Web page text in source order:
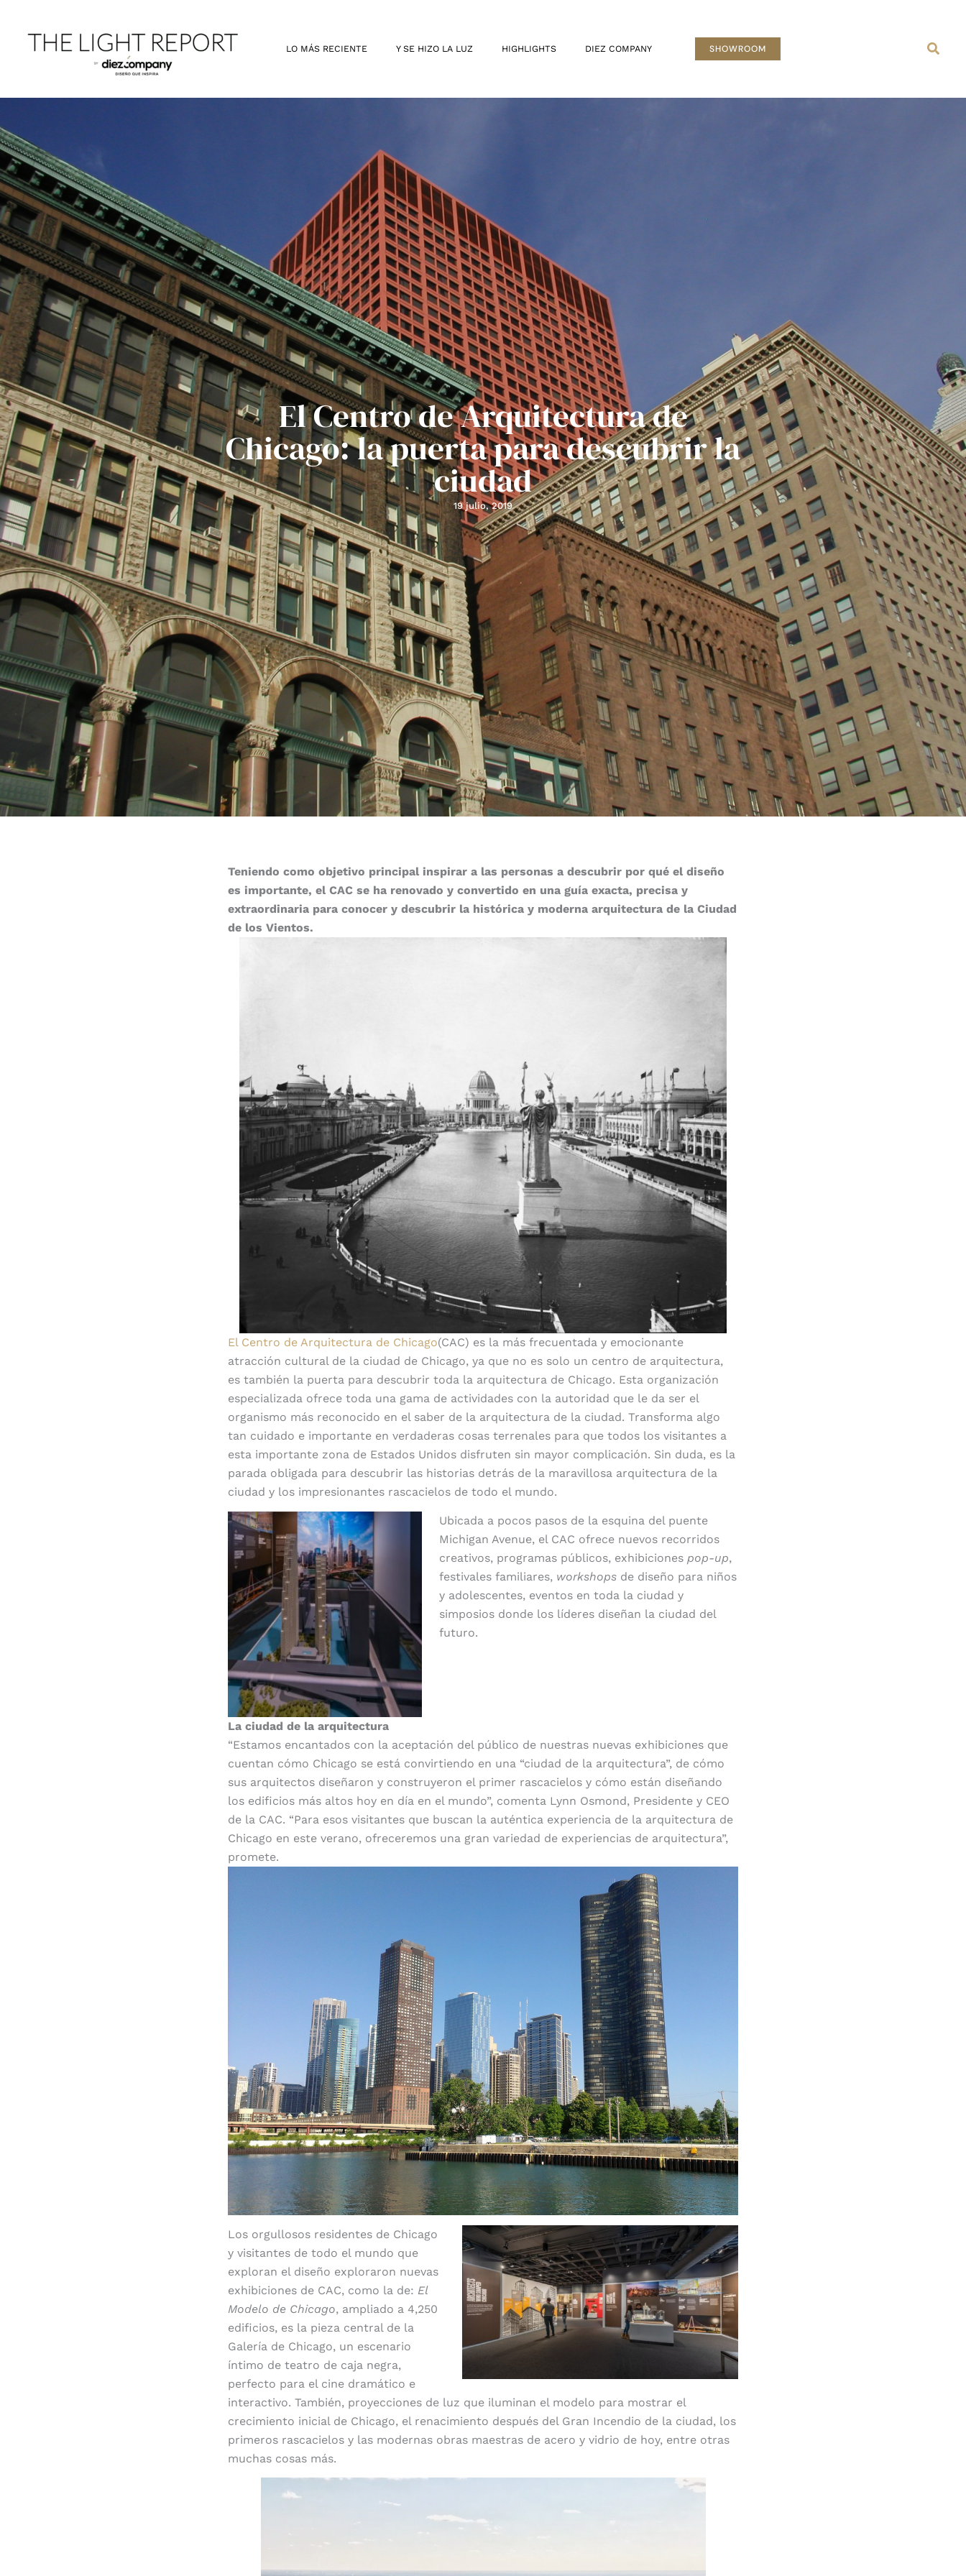
contenido
LO MÁS RECIENTE Y SE HIZO LA LUZ HIGHLIGHTS DIEZ COMPANY SHOWROOM
El Centro de Arquitectura de
Chicago: la puerta para descubrir la
ciudad
19 julio, 2019
Teniendo como objetivo principal inspirar a las personas a descubrir por qué el diseño
es importante, el CAC se ha renovado y convertido en una guía exacta, precisa y
extraordinaria para conocer y descubrir la histórica y moderna arquitectura de la Ciudad
de los Vientos.
El Centro de Arquitectura de Chicago(CAC) es la más frecuentada y emocionante
atracción cultural de la ciudad de Chicago, ya que no es solo un centro de arquitectura,
es también la puerta para descubrir toda la arquitectura de Chicago. Esta organización
especializada ofrece toda una gama de actividades con la autoridad que le da ser el
organismo más reconocido en el saber de la arquitectura de la ciudad. Transforma algo
tan cuidado e importante en verdaderas cosas terrenales para que todos los visitantes a
esta importante zona de Estados Unidos disfruten sin mayor complicación. Sin duda, es la
parada obligada para descubrir las historias detrás de la maravillosa arquitectura de la
ciudad y los impresionantes rascacielos de todo el mundo.
Ubicada a pocos pasos de la esquina del puente
Michigan Avenue, el CAC ofrece nuevos recorridos
creativos, programas públicos, exhibiciones pop-up,
festivales familiares, workshops de diseño para niños
y adolescentes, eventos en toda la ciudad y
simposios donde los líderes diseñan la ciudad del
futuro.
La ciudad de la arquitectura
“Estamos encantados con la aceptación del público de nuestras nuevas exhibiciones que
cuentan cómo Chicago se está convirtiendo en una “ciudad de la arquitectura”, de cómo
sus arquitectos diseñaron y construyeron el primer rascacielos y cómo están diseñando
los edificios más altos hoy en día en el mundo”, comenta Lynn Osmond, Presidente y CEO
de la CAC. “Para esos visitantes que buscan la auténtica experiencia de la arquitectura de
Chicago en este verano, ofreceremos una gran variedad de experiencias de arquitectura”,
promete.
Los orgullosos residentes de Chicago
y visitantes de todo el mundo que
exploran el diseño exploraron nuevas
exhibiciones de CAC, como la de: El
Modelo de Chicago, ampliado a 4,250
edificios, es la pieza central de la
Galería de Chicago, un escenario
íntimo de teatro de caja negra,
perfecto para el cine dramático e
interactivo. También, proyecciones de luz que iluminan el modelo para mostrar el
crecimiento inicial de Chicago, el renacimiento después del Gran Incendio de la ciudad, los
primeros rascacielos y las modernas obras maestras de acero y vidrio de hoy, entre otras
muchas cosas más.